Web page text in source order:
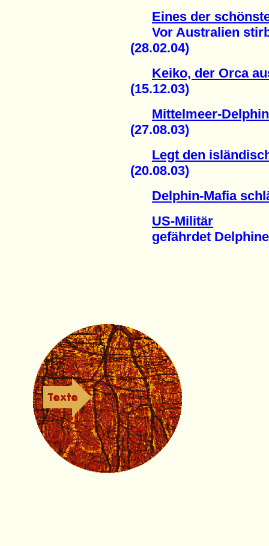
Eines der
Vor Australien
(28.02.04)
Keiko, der Orca
(15.12.03)
Mittelmeer-
(27.08.03)
Legt den
(20.08.03)
Delphin-Mafia
US-Militär
gefährdet Delphine